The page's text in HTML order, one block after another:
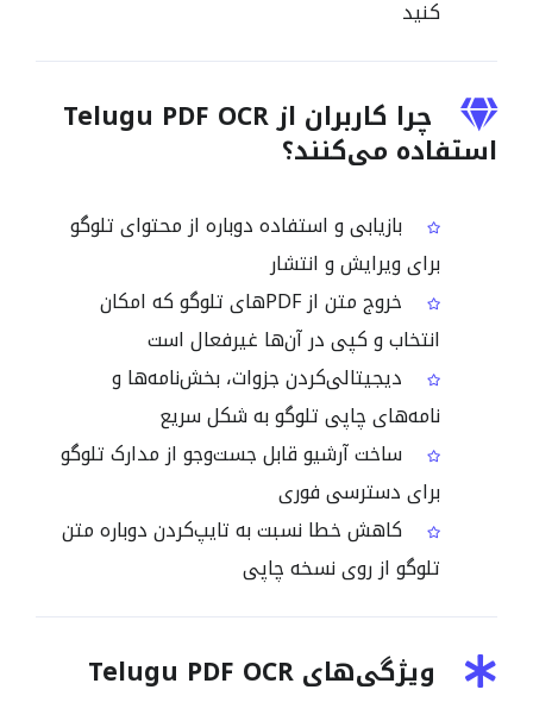
کنید
چرا کاربران از Telugu PDF OCR
استفاده می‌کنند؟
بازیابی و استفاده دوباره از محتوای تلوگو
برای ویرایش و انتشار
خروج متن از PDFهای تلوگو که امکان
انتخاب و کپی در آن‌ها غیرفعال است
دیجیتالی‌کردن جزوات، بخش‌نامه‌ها و
نامه‌های چاپی تلوگو به شکل سریع
ساخت آرشیو قابل جست‌وجو از مدارک تلوگو
برای دسترسی فوری
کاهش خطا نسبت به تایپ‌کردن دوباره متن
تلوگو از روی نسخه چاپی
ویژگی‌های Telugu PDF OCR